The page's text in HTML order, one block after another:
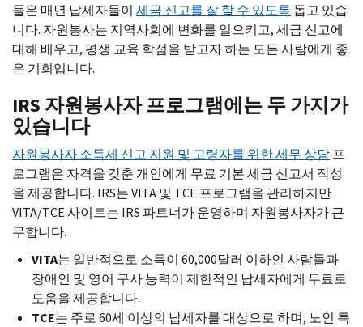
들은 매년 납세자들이 세금 신고를 잘 할 수 있도록 돕고 있습
니다. 자원봉사는 지역사회에 변화를 일으키고, 세금 신고에
대해 배우고, 평생 교육 학점을 받고자 하는 모든 사람에게 좋
은 기회입니다.
IRS 자원봉사자 프로그램에는 두 가지가
있습니다
자원봉사자 소득세 신고 지원 및 고령자를 위한 세무 상담프
로그램은 자격을 갖춘 개인에게 무료 기본 세금 신고서 작성
을 제공합니다. IRS는VITA및 TCE 프로그램을 관리하지만
VITA/TCE사이트는 IRS 파트너가 운영하며 자원봉사자가 근
무합니다.
VITA는 일반적으로 소득이 60,000달러 이하인 사람들과
장애인 및 영어 구사 능력이 제한적인 납세자에게 무료로
도움을 제공합니다.
TCE는 주로 60세 이상의 납세자를 대상으로 하며, 노인 특